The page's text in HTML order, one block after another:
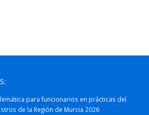
para funcionarios en prácticas del
de la Región de Murcia 2026